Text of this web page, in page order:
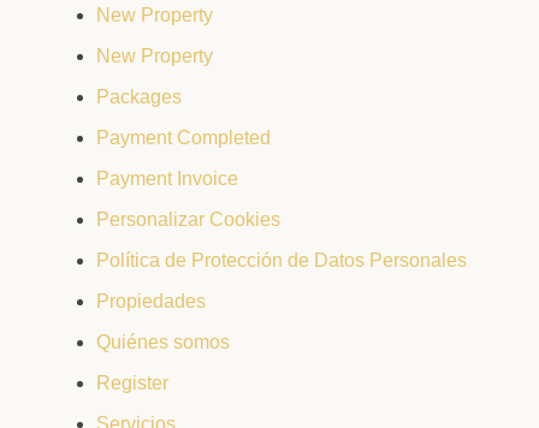
New Property
New Property
Packages
Payment Completed
Payment Invoice
Personalizar Cookies
Política de Protección de Datos Personales
Propiedades
Quiénes somos
Register